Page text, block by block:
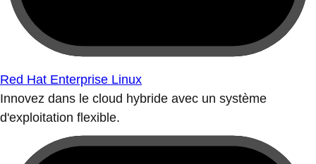
Red Hat Enterprise Linux
Innovez dans le cloud hybride avec un système
d'exploitation flexible.